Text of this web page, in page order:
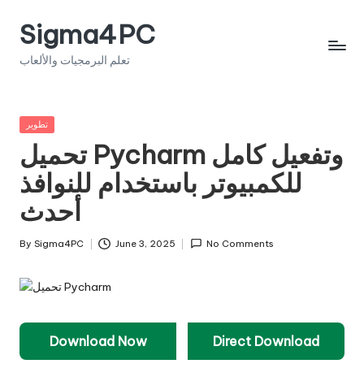
SkipSigma4PC
تعلم البرمجيات والألعاب
Posted
تطوير
تحميل Pycharm وتفعيل كامل
للكمبيوتر باستخدام للنوافذ
أحدث
Posted
By Sigma4PC June 3, 2025 No Comments
Download Now Direct Download